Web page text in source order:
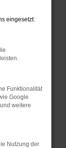
können:
in einem
eingesetzt:
Funktionalität
Google
weitere
Nutzung der